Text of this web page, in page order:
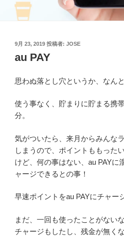
投
日:
9月 23, 2019 投稿者: JOSE
au PAY
思わぬ落とし穴というか、なんと
使う事なく、貯まりに貯まる携
分。
気がついたら、来月からみんな
しまうので、ポイントももった
けど、何の事はない、au PAYに
ャージできるとの事！
早速ポイントをau PAYにチャー
まだ、一回も使ったことがない
チャージもしたし、残金が無く